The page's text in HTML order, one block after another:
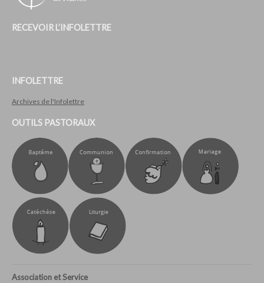
RECEVOIR L’INFOLETTRE
INFOLETTRE
Archives de l'Infolettre
OUTILS PASTORAUX
Association et Service